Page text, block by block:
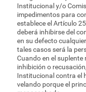
Institucional y/o
impedimentos para
establece el Artículo
deberá inhibirse del
en su defecto
tales casos será la
Cuando en el
inhibición o
Institucional contra el
velando porque el